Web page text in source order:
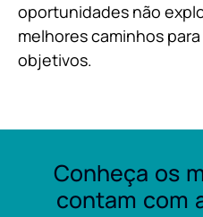
oportunidades não
melhores caminhos
objetivos.
Conheça os
contam com